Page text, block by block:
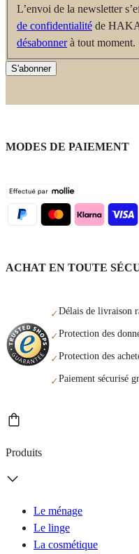
L’envoi de la newsletter
de confidentialité de
désabonnerà tout moment.
S'abonner
MODES DE PAIEMENT
ACHAT EN TOUTE
✓Délais de livraison
✓Protection des
✓Protection des
✓Paiement sécurisé
Produits
Le ménage
Le linge
La cosmétique